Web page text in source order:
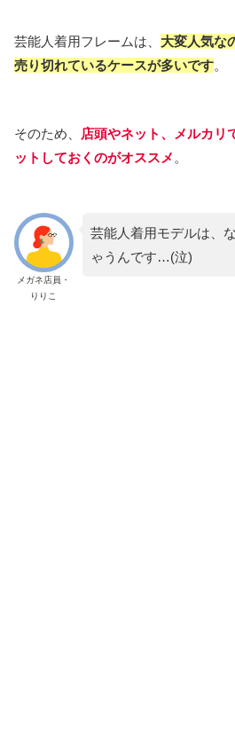
芸能人着用フレームは、 大変人気な
売り切れているケースが多いです。
そのため、 店頭やネット、メルカリ
ットしておくのがオススメ 。
メガネ店員・
りりこ
芸能人着用モデルは、
ゃうんです…(泣)